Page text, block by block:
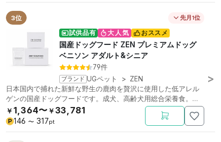
3位 先月1位
試供品有 大人気 おススメ
国産ドッグフード ZEN プレミアムドッグ
ベニソン アダルト&シニア
79件
ブランド UGペット > ZEN
日本国内で捕れた新鮮な野生の鹿肉を贅沢に使用した低アレル
ゲンの国産ドッグフードです。成犬、高齢犬用総合栄養食。低
リン。
￥ 1,364〜 ￥33,781
P 146 〜 317pt